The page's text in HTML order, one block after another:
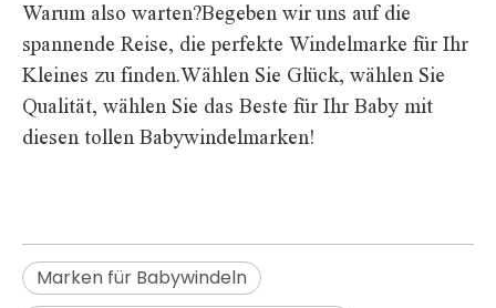
Warum also warten?Begeben wir uns auf die
spannende Reise, die perfekte Windelmarke für Ihr
Kleines zu finden.Wählen Sie Glück, wählen Sie
Qualität, wählen Sie das Beste für Ihr Baby mit
diesen tollen Babywindelmarken!
Marken für Babywindeln